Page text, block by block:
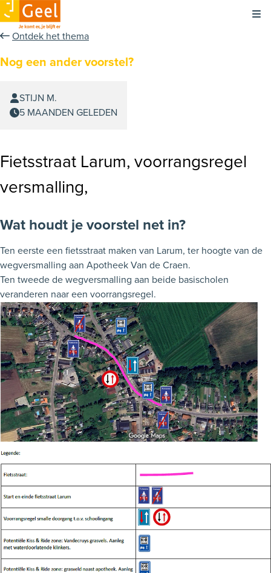
Ontdek het thema
Nog een ander voorstel?
STIJN M.
5 MAANDEN GELEDEN
Fietsstraat Larum, voorrangsregel
versmalling,
Wat houdt je voorstel net in?
Ten eerste een fietsstraat maken van Larum, ter hoogte van de
wegversmalling aan Apotheek Van de Craen.
Ten tweede de wegversmalling aan beide basischolen
veranderen naar een voorrangsregel.